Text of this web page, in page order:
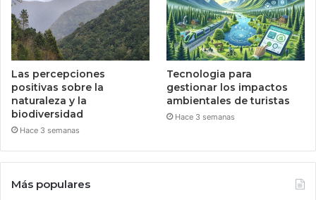
Las percepciones
positivas sobre la
naturaleza y la
biodiversidad
Hace 3 semanas
Tecnologia para
gestionar los impactos
ambientales de turistas
Hace 3 semanas
Más populares